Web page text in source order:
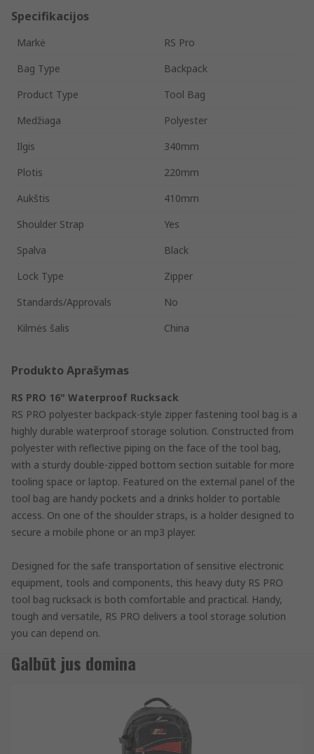
Specifikacijos
Markė
RS Pro
Bag Type
Backpack
Product Type
Tool Bag
Medžiaga
Polyester
Ilgis
340mm
Plotis
220mm
Aukštis
410mm
Shoulder Strap
Yes
Spalva
Black
Lock Type
Zipper
Standards/Approvals
No
Kilmės šalis
China
Produkto Aprašymas
RS PRO 16" Waterproof Rucksack
RS PRO polyester backpack-style zipper fastening tool bag is a
highly durable waterproof storage solution. Constructed from
polyester with reflective piping on the face of the tool bag,
with a sturdy double-zipped bottom section suitable for more
tooling space or laptop. Featured on the external panel of the
tool bag are handy pockets and a drinks holder to portable
access. On one of the shoulder straps, is a holder designed to
secure a mobile phone or an mp3 player.
Designed for the safe transportation of sensitive electronic
equipment, tools and components, this heavy duty RS PRO
tool bag rucksack is both comfortable and practical. Handy,
tough and versatile, RS PRO delivers a tool storage solution
you can depend on.
Galbūt jus domina